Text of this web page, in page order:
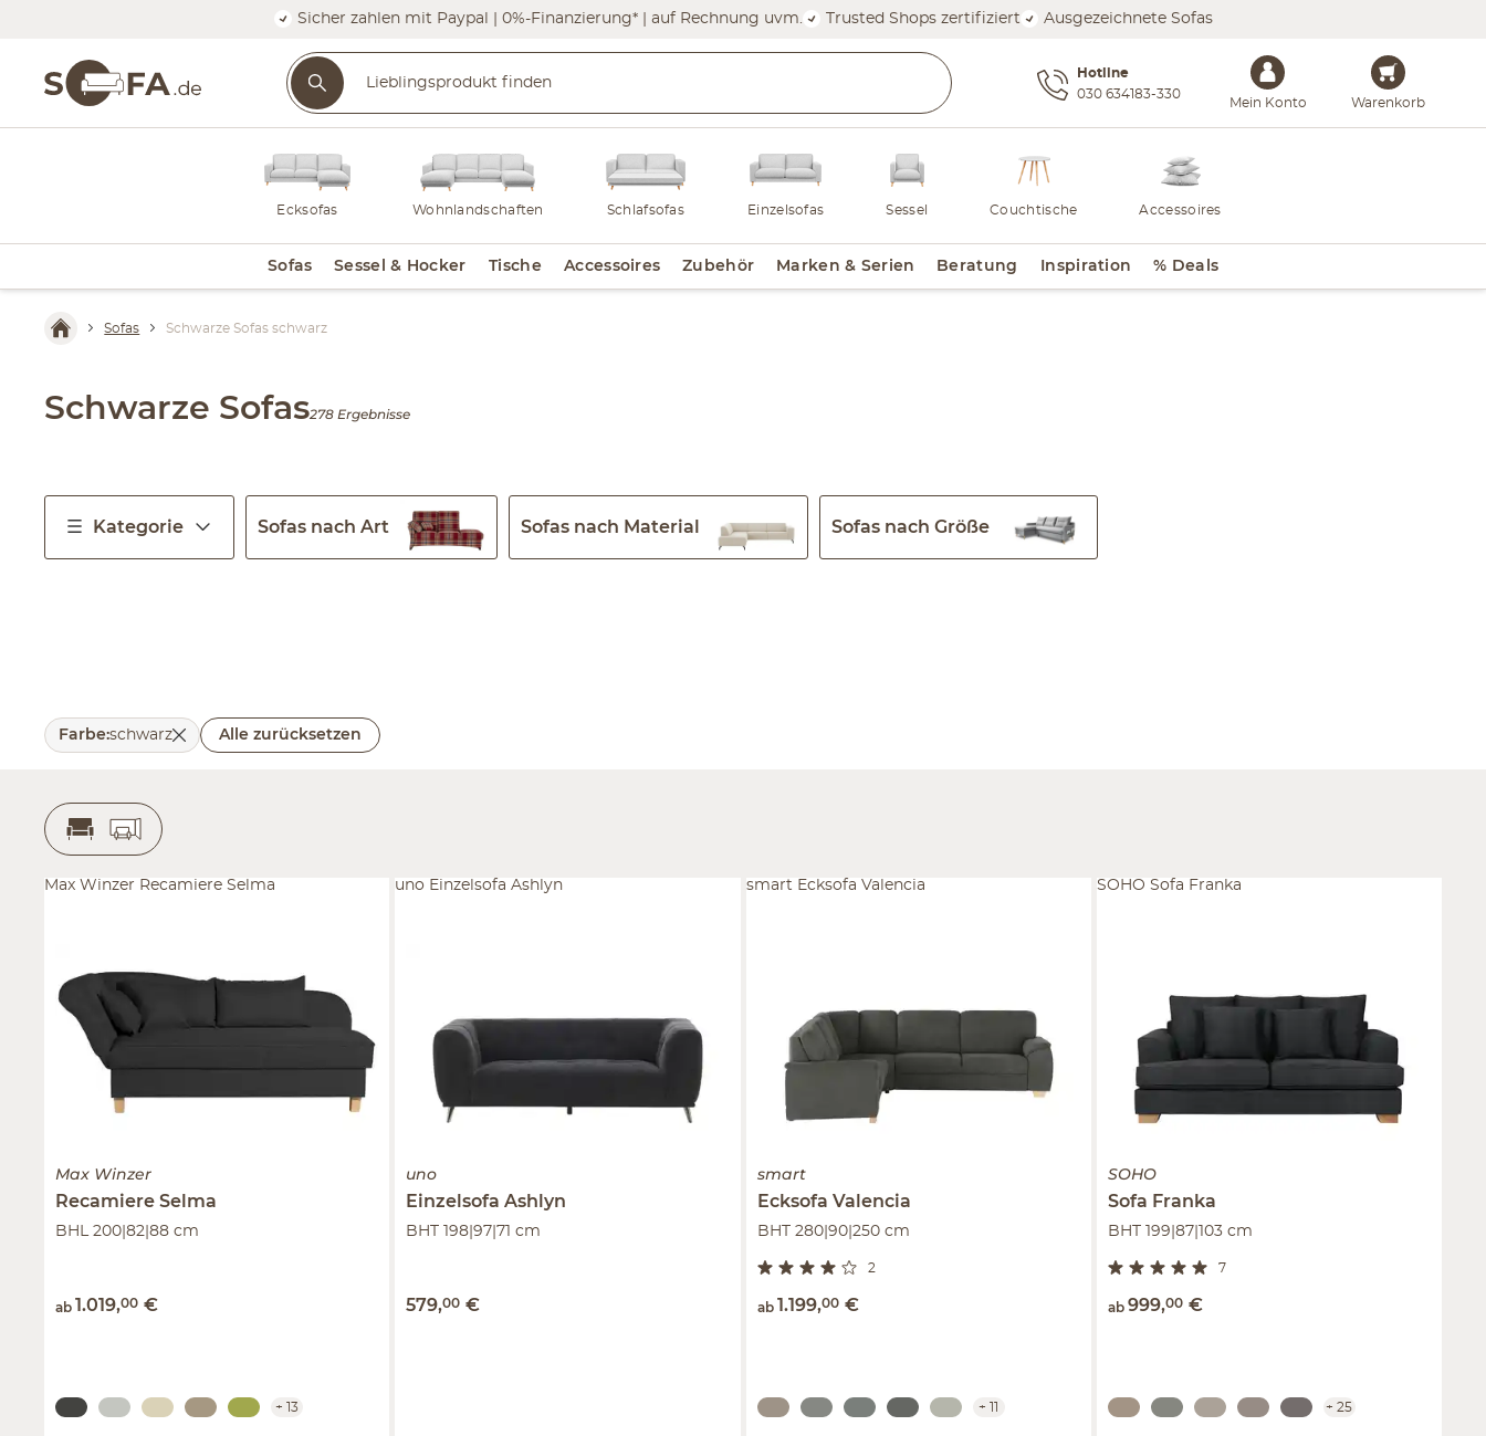
Sicher zahlen mit Paypal | 0%-Finanzierung* | auf Rechnung uvm. Trusted Shops zertifiziert Ausgezeichnete Sofas
Hotline
030 634183-330
Mein Konto Warenkorb
Ecksofas Wohnlandschaften Schlafsofas Einzelsofas Sessel Couchtische Accessoires
Sofas Sessel & Hocker Tische Accessoires Zubehör Marken & Serien Beratung Inspiration % Deals
Sofas Schwarze Sofas schwarz
Schwarze Sofas278 Ergebnisse
Kategorie Sofas nach Art Sofas nach Material Sofas nach Größe
Farbe:schwarz Alle zurücksetzen
Max Winzer
RecamiereSelma
BHL 200|82|88 cm
ab 1.019,00 €
Max Winzer Recamiere Selma
+13
uno
EinzelsofaAshlyn
BHT 198|97|71 cm
579,00 €
uno Einzelsofa Ashlyn
smart
Ecksofa Valencia
BHT 280|90|250 cm
2
ab 1.199,00 €
smart Ecksofa Valencia
+ 11
SOHO
Sofa Franka
BHT 199|87|103 cm
7
ab 999,00 €
SOHO Sofa Franka
+25